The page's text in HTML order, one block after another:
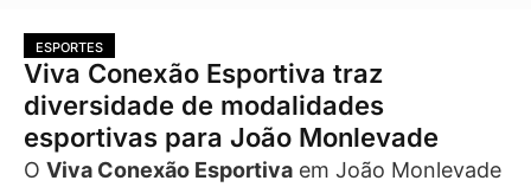
ESPORTES
Viva Conexão Esportiva traz
diversidade de modalidades
esportivas para João Monlevade
O Viva Conexão Esportiva em João Monlevade